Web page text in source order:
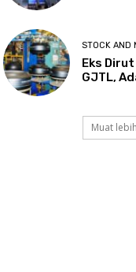
STOCK AND
Eks Dirut
GJTL,
Muat